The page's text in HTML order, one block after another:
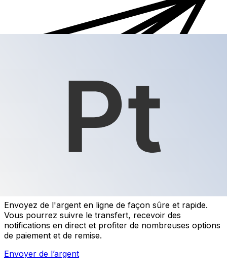
Envoyez de l'argent en ligne de façon sûre et rapide.
Vous pourrez suivre le transfert, recevoir des
notifications en direct et profiter de nombreuses options
de paiement et de remise.
Envoyer de l’argent